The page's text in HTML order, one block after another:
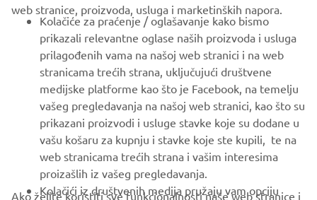
FOR BUSINESS
MORE YAMAHA
SUPPORT
BILTEN
Budite prvi koji će saznati o najnovijim ponudama, posebnim
događajima, novim izdanjima i još mnogo toga
web stranice, proizvoda, usluga i marketinških napora.
Kolačiće za praćenje / oglašavanje kako bismo
prikazali relevantne oglase naših proizvoda i usluga
prilagođenih vama na našoj web stranici i na web
stranicama trećih strana, uključujući društvene
medijske platforme kao što je Facebook, na temelju
vašeg pregledavanja na našoj web stranici, kao što su
prikazani proizvodi i usluge stavke koje su dodane u
vašu košaru za kupnju i stavke koje ste kupili, te na
web stranicama trećih strana i vašim interesima
proizašlih iz vašeg pregledavanja.
Kolačići iz društvenih medija pružaju vam opciju
Ako želite koristiti sve funkcionalnosti naše web stranice i